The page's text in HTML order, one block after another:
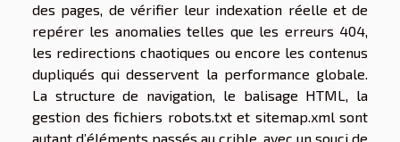
des pages, de vérifier leur indexation réelle et de
repérer les anomalies telles que les erreurs 404,
les redirections chaotiques ou encore les contenus
dupliqués qui desservent la performance globale.
La structure de navigation, le balisage HTML, la
gestion des fichiers robots.txt et sitemap.xml sont
autant d’éléments passés au crible, avec un souci de